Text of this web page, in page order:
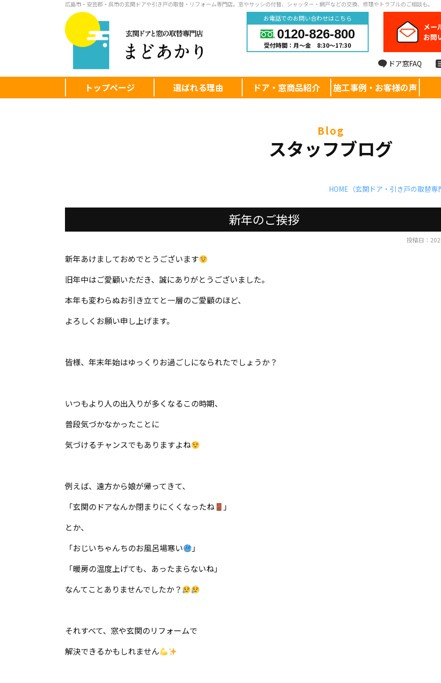
広島市・安芸郡・呉市の玄関ドアや引き戸の取替・リフォーム専門店。窓やサッシの付替、シャッター・網戸などの交換、修理やトラブルのご相談も。
お電話でのお問い合わせはこちら
0120-826-800
受付時間：月～金 8:30～17:30
メー
お問
ドア窓FAQ
トップページ 選ばれる理由 ドア・窓商品紹介 施工事例・お客様の声
blog
スタッフブログ
HOME （玄関ドア・引き戸の取替専
新年のご挨拶
投稿日：
新年あけましておめでとうございます
旧年中はご愛顧いただき、誠にありがとうございました。
本年も変わらぬお引き立てと一層のご愛顧のほど、
よろしくお願い申し上げます。
皆様、年末年始はゆっくりお過ごしになられたでしょうか？
いつもより人の出入りが多くなるこの時期、
普段気づかなかったことに
気づけるチャンスでもありますよね
例えば、遠方から娘が帰ってきて、
「玄関のドアなんか閉まりにくくなったね
」
とか、
「おじいちゃんちのお風呂場寒い
」
「暖房の温度上げても、あったまらないね」
なんてことありませんでしたか？
それすべて、窓や玄関のリフォームで
解決できるかもしれません